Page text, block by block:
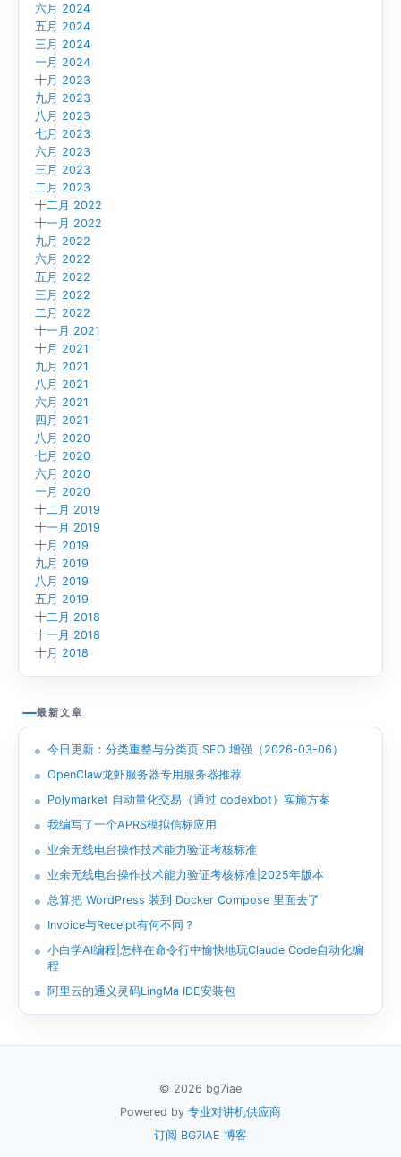
六月 2024
五月 2024
三月 2024
一月 2024
十月 2023
九月 2023
八月 2023
七月 2023
六月 2023
三月 2023
二月 2023
十二月 2022
十一月 2022
九月 2022
六月 2022
五月 2022
三月 2022
二月 2022
十一月 2021
十月 2021
九月 2021
八月 2021
六月 2021
四月 2021
八月 2020
七月 2020
六月 2020
一月 2020
十二月 2019
十一月 2019
十月 2019
九月 2019
八月 2019
五月 2019
十二月 2018
十一月 2018
十月 2018
最新文章
今日更新：分类重整与分类页 SEO 增强（2026-03-06）
OpenClaw龙虾服务器专用服务器推荐
Polymarket 自动量化交易（通过 codexbot）实施方案
我编写了一个APRS模拟信标应用
业余无线电台操作技术能力验证考核标准
业余无线电台操作技术能力验证考核标准|2025年版本
总算把 WordPress 装到 Docker Compose 里面去了
Invoice与Receipt有何不同？
小白学AI编程|怎样在命令行中愉快地玩Claude Code自动化编
程
阿里云的通义灵码LingMa IDE安装包
© 2026 bg7iae
Powered by 专业对讲机供应商
订阅 BG7IAE 博客